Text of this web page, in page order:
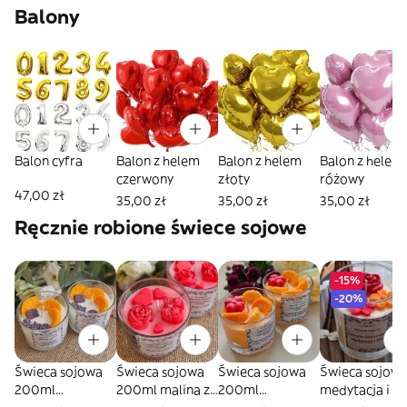
Balony
Balon cyfra
47,00 zł
Balon z helem
czerwony
35,00 zł
Balon z helem
złoty
35,00 zł
Balon z helem
różowy
35,00 zł
Ręcznie robione świece sojowe
Świeca sojowa
200ml
Świeca sojowa
200ml malina z
Świeca sojowa
200ml
-15%
-20%
Świeca sojowa
medytacja i